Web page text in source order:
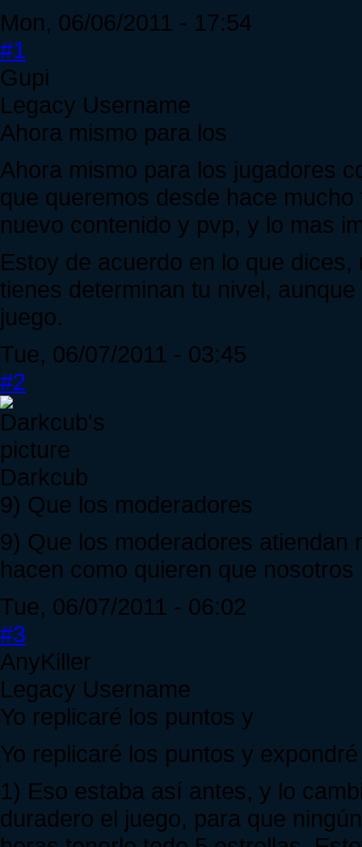
Mon, 06/06/2011 - 17:54
#1
Gupi
Legacy Username
Ahora mismo para los
Ahora mismo para los jugadores
que queremos desde hace
nuevo contenido y pvp, y lo mas
Estoy de acuerdo en lo que
tienes determinan tu nivel,
juego.
Tue, 06/07/2011 - 03:45
#2
Darkcub
9) Que los moderadores
9) Que los moderadores atiendan
hacen como quieren que
Tue, 06/07/2011 - 06:02
#3
AnyKiller
Legacy Username
Yo replicaré los puntos y
Yo replicaré los puntos y
1) Eso estaba así antes, y lo
duradero el juego, para que